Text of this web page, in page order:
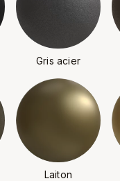
Gris acier
Laiton